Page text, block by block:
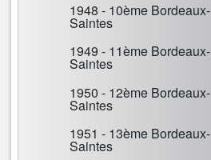
1948 - 10ème Bordeaux-
Saintes
1949 - 11ème Bordeaux-
Saintes
1950 - 12ème Bordeaux-
Saintes
1951 - 13ème Bordeaux-
Saintes